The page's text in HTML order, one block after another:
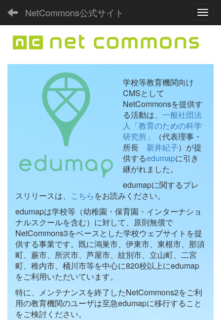
NetCommons公式サイト
学校等教育機関向け
CMSとして
NetCommonsを提供す
る活動は、 一般社団法
人「教育のための科学
研究所」
（代表理事・
所長 新井紀子）が提
供するedumapに引き
継がれました。
edumapに関するプレ
スリリースは、 こちらをお読みください。
edumapは学校等（幼稚園・保育園・インターナショ
ナルスクールを含む）に対して、原則無償で
NetCommons3をベースとした学校ウェブサイトを提
供する事業です。既に鴻巣市、伊東市、東根市、那須
町、蕨市、所沢市、芦屋市、紋別市、立山町、二宮
町、稚内市、桶川市等を中心に820校以上にedumap
をご利用いただいています。
特に、メンテナンスを終了したNetCommons2をご利
用の教育機関のユーザは至急edumapに移行すること
をご検討ください。